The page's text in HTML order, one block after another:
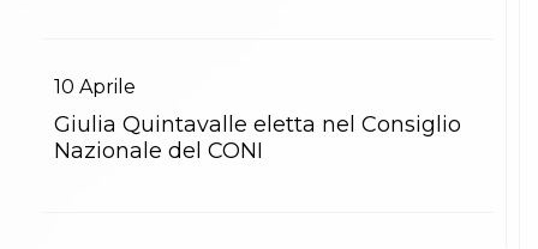
10 Aprile
Giulia Quintavalle eletta nel Consiglio
Nazionale del CONI